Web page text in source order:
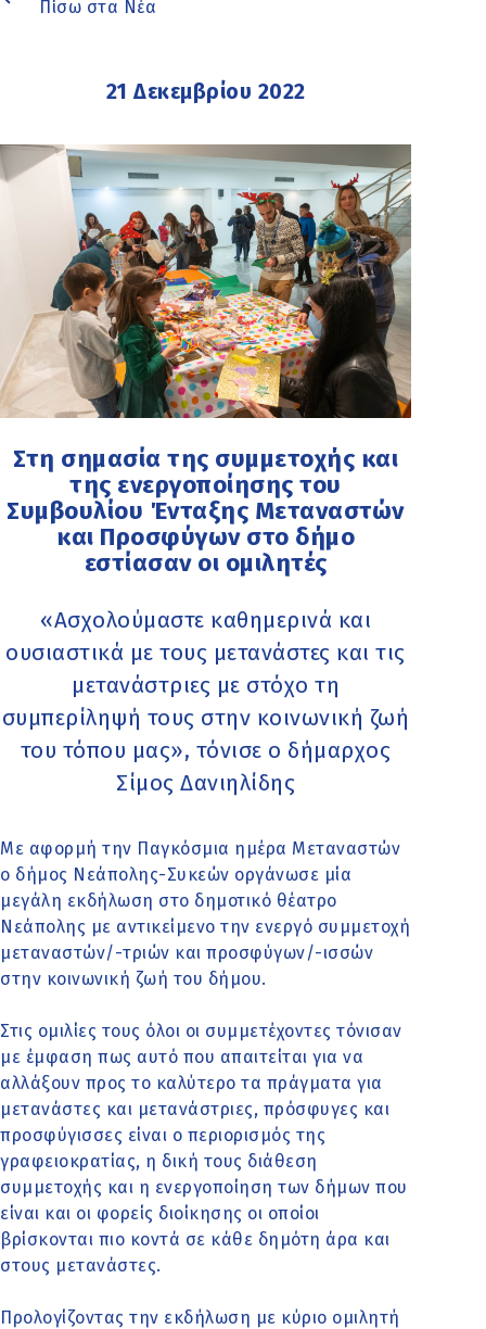
Πίσω στα Νέα
21 Δεκεμβρίου 2022
Στη σημασία της συμμετοχής και
της ενεργοποίησης του
Συμβουλίου Ένταξης Μεταναστών
και Προσφύγων στο δήμο
εστίασαν οι ομιλητές
«Ασχολούμαστε καθημερινά και
ουσιαστικά με τους μετανάστες και τις
μετανάστριες με στόχο τη
συμπερίληψή τους στην κοινωνική ζωή
του τόπου μας», τόνισε ο δήμαρχος
Σίμος Δανιηλίδης
Με αφορμή την Παγκόσμια ημέρα Μεταναστών
ο δήμος Νεάπολης-Συκεών οργάνωσε μία
μεγάλη εκδήλωση στο δημοτικό θέατρο
Νεάπολης με αντικείμενο την ενεργό συμμετοχή
μεταναστών/-τριών και προσφύγων/-ισσών
στην κοινωνική ζωή του δήμου.
Στις ομιλίες τους όλοι οι συμμετέχοντες τόνισαν
με έμφαση πως αυτό που απαιτείται για να
αλλάξουν προς το καλύτερο τα πράγματα για
μετανάστες και μετανάστριες, πρόσφυγες και
προσφύγισσες είναι ο περιορισμός της
γραφειοκρατίας, η δική τους διάθεση
συμμετοχής και η ενεργοποίηση των δήμων που
είναι και οι φορείς διοίκησης οι οποίοι
βρίσκονται πιο κοντά σε κάθε δημότη άρα και
στους μετανάστες.
Προλογίζοντας την εκδήλωση με κύριο ομιλητή